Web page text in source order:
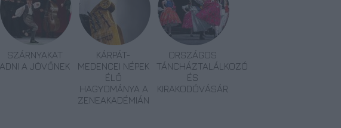
SZÁRNYAKAT
ADNI A JÖVŐNEK
KÁRPÁT-
MEDENCEI NÉPEK
ÉLŐ
HAGYOMÁNYA A
ZENEAKADÉMIÁN
ORSZÁGOS
TÁNCHÁZTALÁLKOZÓ
ÉS
KIRAKODÓVÁSÁR